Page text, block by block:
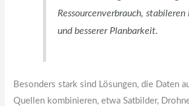
Ressourcenverbrauch, stabileren
und besserer Planbarkeit.
Besonders stark sind Lösungen, die Daten
Quellen kombinieren, etwa Satbilder,